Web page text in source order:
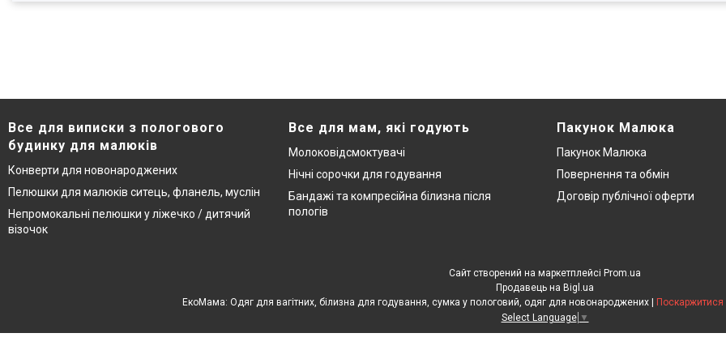
Все для виписки з пологового
будинку для малюків
Конверти для новонароджених
Пелюшки для малюків ситець, фланель, муслін
Непромокальні пелюшки у ліжечко / дитячий
візочок
Все для мам, які годують
Молоковідсмоктувачі
Нічні сорочки для годування
Бандажі та компресійна білизна після
пологів
Пакунок Малюка
Пакунок Малюка
Повернення та обмін
Договір публічної оферти
Сайт створений на маркетплейсі Prom.ua
Продавець на Bigl.ua
Поскаржитися
Select Language ▼